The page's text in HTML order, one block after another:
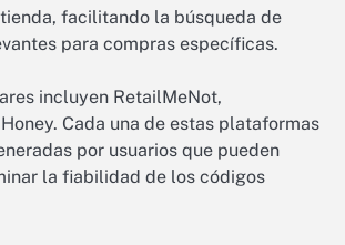
facilitando la búsqueda de
para compras específicas.
incluyen RetailMeNot,
Cada una de estas plataformas
por usuarios que pueden
la fiabilidad de los códigos